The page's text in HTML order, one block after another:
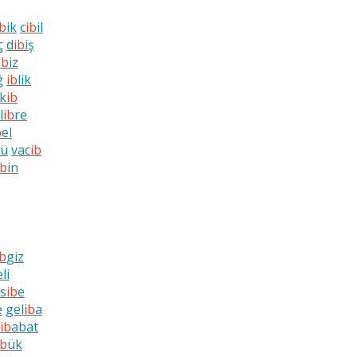
ikcibil
dibiş
iz
iblik
ib
libre
el
ü vacib
in
giz
ibe
geliba
ibabat
ük